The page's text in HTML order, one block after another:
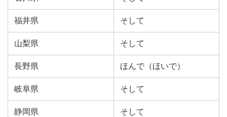
福井県 そして
山梨県 そして
長野県 ほんで（ほいで）
岐阜県 そして
静岡県 そして